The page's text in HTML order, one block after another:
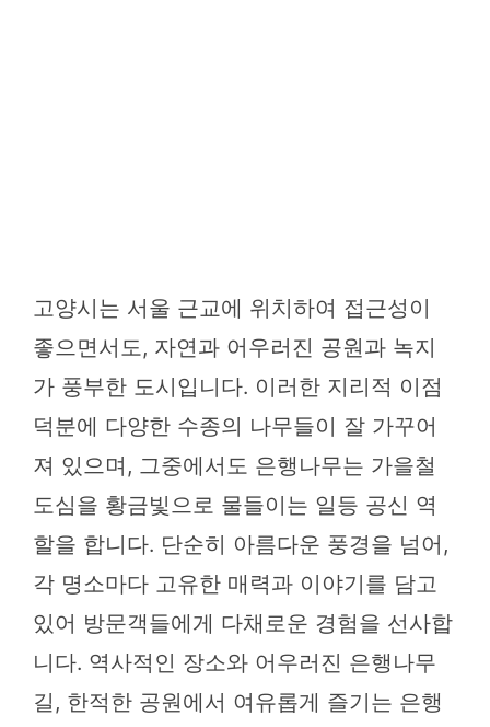
고양시는 서울 근교에 위치하여 접근성이
좋으면서도, 자연과 어우러진 공원과 녹지
가 풍부한 도시입니다. 이러한 지리적 이점
덕분에 다양한 수종의 나무들이 잘 가꾸어
져 있으며, 그중에서도 은행나무는 가을철
도심을 황금빛으로 물들이는 일등 공신 역
할을 합니다. 단순히 아름다운 풍경을 넘어,
각 명소마다 고유한 매력과 이야기를 담고
있어 방문객들에게 다채로운 경험을 선사합
니다. 역사적인 장소와 어우러진 은행나무
길, 한적한 공원에서 여유롭게 즐기는 은행